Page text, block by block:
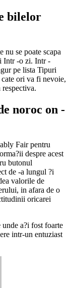
bilelor
nu se poate scapa
Intr -o zi. Intr -
pe lista Tipuri
ori va fi nevoie,
noroc on -
Fair pentru
despre acest
butonul
de -a lungul ?i
valorile de
in afara de o
oricarei
a?i fost foarte
intr-un entuziast